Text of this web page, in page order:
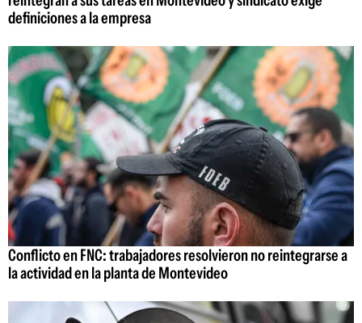
definiciones a la empresa
Conflicto en FNC: trabajadores resolvieron no reintegrarse a
la actividad en la planta de Montevideo